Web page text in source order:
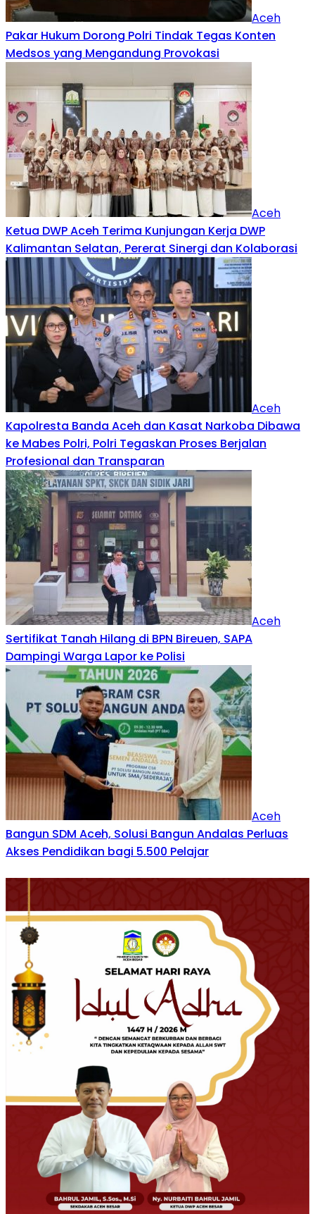
Aceh
Pakar Hukum Dorong Polri Tindak Tegas Konten
Medsos yang Mengandung Provokasi
Aceh
Ketua DWP Aceh Terima Kunjungan Kerja DWP
Kalimantan Selatan, Pererat Sinergi dan Kolaborasi
Aceh
Kapolresta Banda Aceh dan Kasat Narkoba Dibawa
ke Mabes Polri, Polri Tegaskan Proses Berjalan
Profesional dan Transparan
Aceh
Sertifikat Tanah Hilang di BPN Bireuen, SAPA
Dampingi Warga Lapor ke Polisi
Aceh
Bangun SDM Aceh, Solusi Bangun Andalas Perluas
Akses Pendidikan bagi 5.500 Pelajar